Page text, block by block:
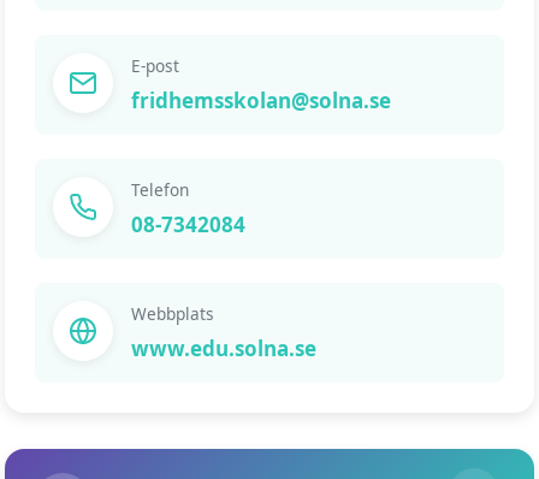
E-post
fridhemsskolan@solna.se
Telefon
08-7342084
Webbplats
www.edu.solna.se